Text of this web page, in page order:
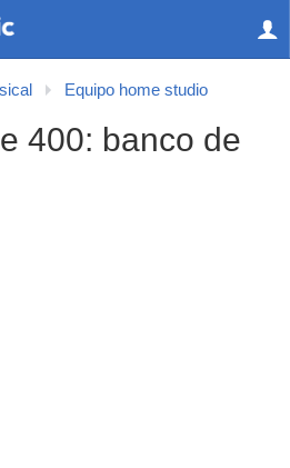
Equipo home studio
400: banco de